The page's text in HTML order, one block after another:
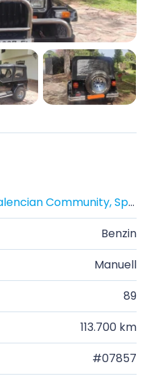
Valencia, Valencian Community, Spain
Benzin
Manuell
89
113.700 km
#07857